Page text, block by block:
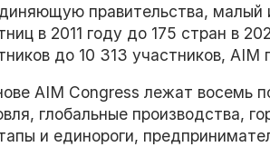
правительства, малый
в 2011 году до 175 стран в
до 10 313 участников,
AIM Congress лежат восемь
глобальные производства,
и единороги,